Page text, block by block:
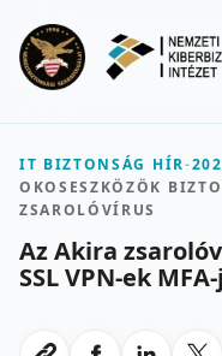
IT BIZTONSÁG HÍR-
OKOSESZKÖZÖK
ZSAROLÓVÍRUS
Az Akira
SSL VPN-ek